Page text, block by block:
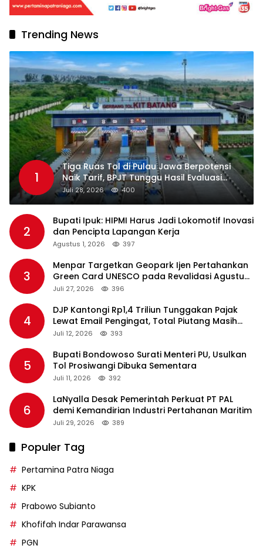
Trending News
1
Tiga Ruas Tol di Pulau Jawa Berpotensi
Naik Tarif, BPJT Tunggu Hasil Evaluasi
Standar Pelayanan
Juli 28, 2026 400
2
Bupati Ipuk: HIPMI Harus Jadi Lokomotif Inovasi
dan Pencipta Lapangan Kerja
Agustus 1, 2026 397
3
Menpar Targetkan Geopark Ijen Pertahankan
Green Card UNESCO pada Revalidasi Agustus
2026
Juli 27, 2026 396
4
DJP Kantongi Rp1,4 Triliun Tunggakan Pajak
Lewat Email Pengingat, Total Piutang Masih
Rp36 Triliun
Juli 12, 2026 393
5
Bupati Bondowoso Surati Menteri PU, Usulkan
Tol Prosiwangi Dibuka Sementara
Juli 11, 2026 392
6
LaNyalla Desak Pemerintah Perkuat PT PAL
demi Kemandirian Industri Pertahanan Maritim
Juli 29, 2026 389
Populer Tag
Pertamina Patra Niaga
KPK
Prabowo Subianto
Khofifah Indar Parawansa
PGN